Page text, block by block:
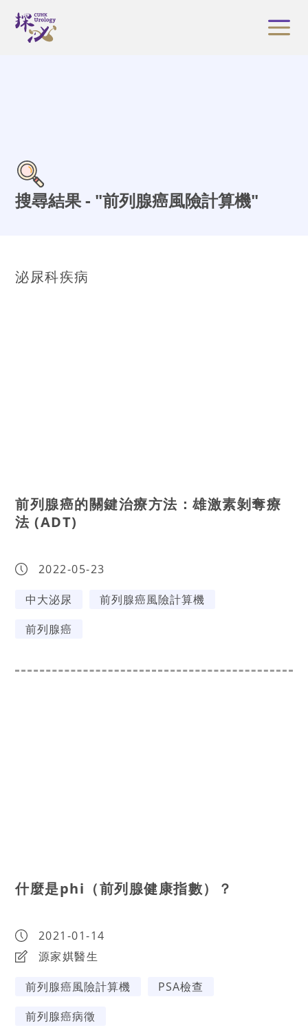
搜尋結果 - "前列腺癌風險計算機"
泌尿科疾病
前列腺癌的關鍵治療方法：雄激素剝奪療
法 (ADT)
2022-05-23
中大泌尿
前列腺癌風險計算機
前列腺癌
什麼是phi（前列腺健康指數）？
2021-01-14
源家娸醫生
前列腺癌風險計算機
PSA檢查
前列腺癌病徵